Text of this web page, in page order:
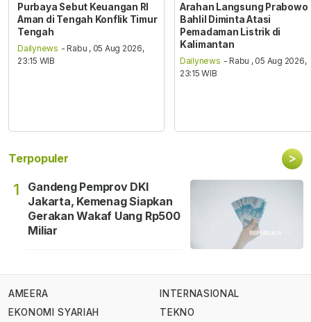
Purbaya Sebut Keuangan RI
Aman di Tengah Konflik Timur
Tengah
Dailynews - Rabu , 05 Aug 2026,
23:15 WIB
Arahan Langsung Prabowo
Bahlil Diminta Atasi
Pemadaman Listrik di
Kalimantan
Dailynews - Rabu , 05 Aug 2026,
23:15 WIB
Terpopuler >
1
Gandeng Pemprov DKI
Jakarta, Kemenag Siapkan
Gerakan Wakaf Uang Rp500
Miliar
AMEERA
EKONOMI SYARIAH
INTERNASIONAL
TEKNO